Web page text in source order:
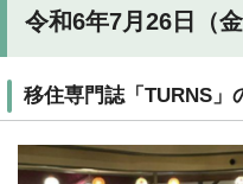
令和6年7月26日（金
移住専門誌「TURNS」